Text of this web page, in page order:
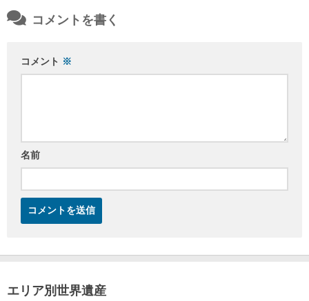
コメントを書く
コメント ※
名前
エリア別世界遺産